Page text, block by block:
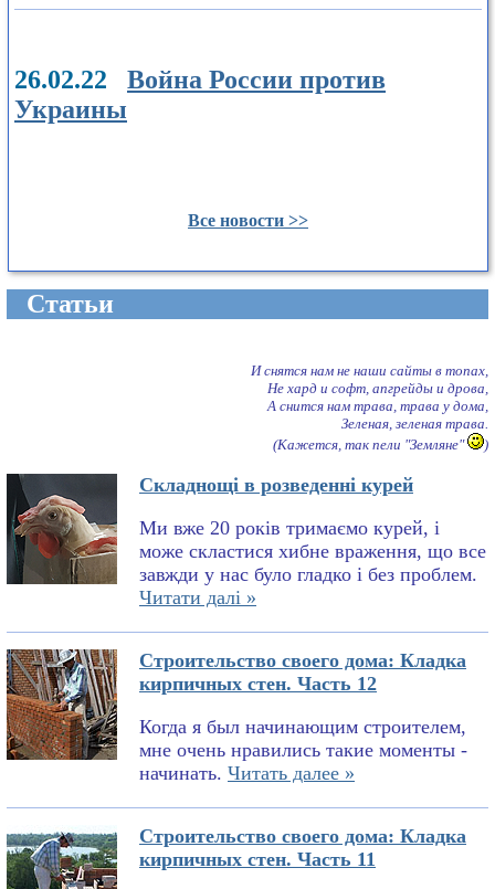
26.02.22 Война России против
Украины
Все новости >>
Cтатьи
И снятся нам не наши сайты в топах,
Не хард и софт, апгрейды и дрова,
А снится нам трава, трава у дома,
Зеленая, зеленая трава.
(Кажется, так пели "Земляне"
)
Складнощі в розведенні курей
Ми вже 20 років тримаємо курей, і
може скластися хибне враження, що все
завжди у нас було гладко і без проблем.
Читати далі »
Строительство своего дома: Кладка
кирпичных стен. Часть 12
Когда я был начинающим строителем,
мне очень нравились такие моменты -
начинать. Читать далее »
Строительство своего дома: Кладка
кирпичных стен. Часть 11